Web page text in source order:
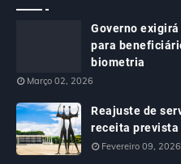
Governo
para
biometria
Março 02, 2026
Reajuste de
receita prevista
Fevereiro 09, 2026